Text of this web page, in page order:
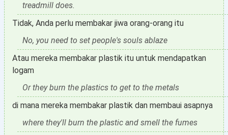
treadmill does.
Tidak, Anda perlu membakar jiwa orang-orang itu
No, you need to set people's souls ablaze
Atau mereka membakar plastik itu untuk mendapatkan
logam
Or they burn the plastics to get to the metals
di mana mereka membakar plastik dan membaui asapnya
where they'll burn the plastic and smell the fumes